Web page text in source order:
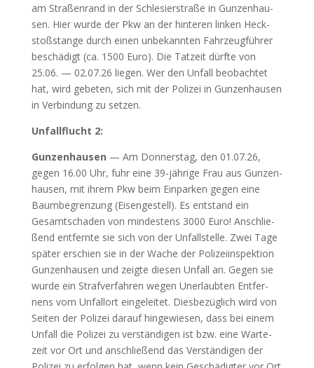
am Stra­ßen­rand in der Schle­si­er­stra­ße in Gun­zen­hau­
sen. Hier wur­de der Pkw an der hin­te­ren lin­ken Heck­
stoß­stan­ge durch einen unbe­kann­ten Fahr­zeug­füh­rer
beschä­digt (ca. 1500 Euro). Die Tat­zeit dürf­te von
25.06. — 02.07.26 lie­gen. Wer den Unfall beob­ach­tet
hat, wird gebe­ten, sich mit der Poli­zei in Gun­zen­hau­sen
in Ver­bin­dung zu set­zen.
Unfall­flucht 2:
Gun­zen­hau­sen — Am Don­ners­tag, den 01.07.26,
gegen 16.00 Uhr, fuhr eine 39-jäh­ri­ge Frau aus Gun­zen­
hau­sen, mit ihrem Pkw beim Ein­par­ken gegen eine
Baum­be­gren­zung (Eisen­ge­stell). Es ent­stand ein
Gesamt­scha­den von min­des­tens 3000 Euro! Anschlie­
ßend ent­fern­te sie sich von der Unfall­stel­le. Zwei Tage
spä­ter erschien sie in der Wache der Poli­zei­in­spek­ti­on
Gun­zen­hau­sen und zeig­te die­sen Unfall an. Gegen sie
wur­de ein Straf­ver­fah­ren wegen Uner­laub­ten Ent­fer­
nens vom Unfall­ort ein­ge­lei­tet. Dies­be­züg­lich wird von
Sei­ten der Poli­zei dar­auf hin­ge­wie­sen, dass bei einem
Unfall die Poli­zei zu ver­stän­di­gen ist bzw. eine War­te­
zeit vor Ort und anschlie­ßend das Ver­stän­di­gen der